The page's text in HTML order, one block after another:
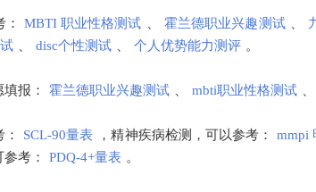
MBTI 职业性格测试 霍兰德职业兴趣测试
disc个性测试 个人优势能力测评 。
报： 霍兰德职业兴趣测试 mbti职业性格测试
SCL-90量表 ，精神疾病检测，可以参考： mmpi
考：
PDQ-4+量表 。